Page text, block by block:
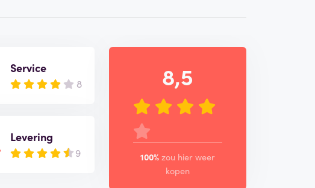
Service
8
Levering
9
8,5
100% zou hier weer
kopen